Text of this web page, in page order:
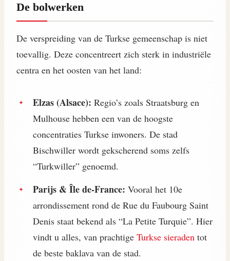
De bolwerken
De verspreiding van de Turkse gemeenschap is niet
toevallig. Deze concentreert zich sterk in industriële
centra en het oosten van het land:
Elzas (Alsace): Regio’s zoals Straatsburg en
Mulhouse hebben een van de hoogste
concentraties Turkse inwoners. De stad
Bischwiller wordt gekscherend soms zelfs
“Turkwiller” genoemd.
Parijs & Île de-France: Vooral het 10e
arrondissement rond de Rue du Faubourg Saint
Denis staat bekend als “La Petite Turquie”. Hier
vindt u alles, van prachtige Turkse sieraden tot
de beste baklava van de stad.